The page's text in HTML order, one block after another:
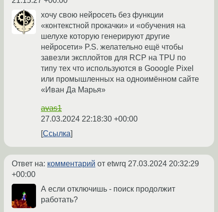
хочу свою нейросеть без функции
«контекстной прокачки» и «обучения на
шелухе которую генерируют другие
нейросети» P.S. желательно ещё чтобы
завезли эксплойтов для RCP на TPU по
типу тех что используются в Gooogle Pixel
или промышленных на одноимённом сайте
«Иван Да Марья»
avas1
27.03.2024 22:18:30 +00:00
Ссылка
Ответ на: комментарий от etwrq 27.03.2024 20:32:29
+00:00
А если отключишь - поиск продолжит
работать?